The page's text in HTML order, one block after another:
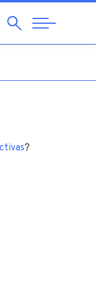
Pesquisar
Abrir
Navegação
?